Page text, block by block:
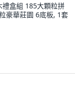
禮盒組 185大顆粒拼
豪華莊園 6底板, 1套